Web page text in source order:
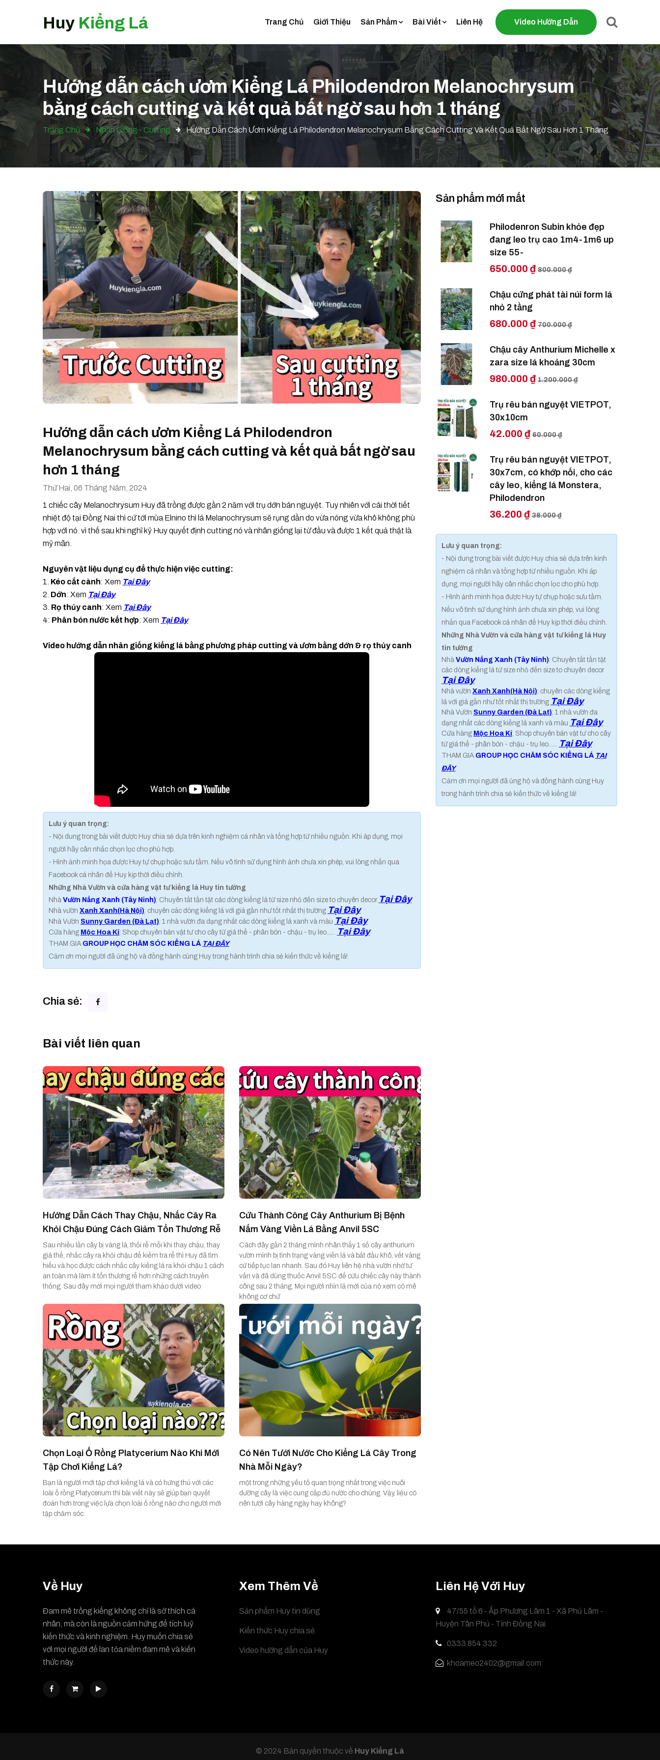
Huy Kiểng Lá Trang Chủ Giới Thiệu Sản Phẩm Bài Viết Liên Hệ Video Hướng Dẫn
Hướng dẫn cách ươm Kiểng Lá Philodendron Melanochrysum
bằng cách cutting và kết quả bất ngờ sau hơn 1 tháng
Trang Chủ Nhân Giống - Cutting Hướng Dẫn Cách Ươm Kiểng Lá Philodendron Melanochrysum Bằng Cách Cutting Và Kết Quả Bất Ngờ Sau Hơn 1 Tháng
Hướng dẫn cách ươm Kiểng Lá Philodendron
Melanochrysum bằng cách cutting và kết quả bất ngờ sau
hơn 1 tháng
Thứ Hai, 06 Tháng Năm, 2024
1 chiếc cây Melanochrysum Huy đã trồng được gần 2 năm với trụ dớn bán nguyệt. Tuy nhiên với cái thời tiết
nhiệt độ tại Đồng Nai thì cứ tới mùa Elnino thì lá Melanochrysum sẽ rụng dần do vừa nóng vừa khô không phù
hợp với nó. vì thế sau khi nghĩ kỹ Huy quyết định cutting nó và nhân giống lại từ đầu và được 1 kết quả thật là
mỹ mãn.
Nguyên vật liệu dụng cụ để thực hiện việc cutting:
1. Kéo cắt cành: Xem Tại Đây
2. Dớn: Xem Tại Đây
3. Rọ thủy canh: Xem Tại Đây
4: Phân bón nước kết hợp: Xem Tại Đây
Video hướng dẫn nhân giống kiểng lá bằng phương pháp cutting và ươm bằng dớn & rọ thủy canh
Lưu ý quan trọng:
- Nội dung trong bài viết được Huy chia sẻ dựa trên kinh nghiệm cá nhân và tổng hợp từ nhiều nguồn. Khi áp dụng, mọi
người hãy cân nhắc chọn lọc cho phù hợp.
- Hình ảnh minh họa được Huy tự chụp hoặc sưu tầm. Nếu vô tình sử dụng hình ảnh chưa xin phép, vui lòng nhắn qua
Facebook cá nhân để Huy kịp thời điều chỉnh.
Những Nhà Vườn và cửa hàng vật tư kiểng lá Huy tin tưởng
Nhà Vườn Nắng Xanh (Tây Ninh): Chuyên tất tần tật các dòng kiểng lá từ size nhỏ đến size to chuyên decor Tại Đây
Nhà vườn Xanh Xanh(Hà Nội): chuyên các dòng kiểng lá với giá gần như tốt nhất thị trường Tại Đây
Nhà Vườn Sunny Garden (Đà Lạt): 1 nhà vườn đa dạng nhất các dòng kiểng lá xanh và màu Tại Đây
Cửa hàng Mộc Hoa Kí: Shop chuyên bán vật tư cho cây từ giá thể - phân bón - chậu - trụ leo...... Tại Đây
THAM GIA GROUP HỌC CHĂM SÓC KIỂNG LÁ TẠI ĐÂY
Cảm ơn mọi người đã ủng hộ và đồng hành cùng Huy trong hành trình chia sẻ kiến thức về kiểng lá!
Chia sẻ:
Bài viết liên quan
Hướng Dẫn Cách Thay Chậu, Nhấc Cây Ra
Khỏi Chậu Đúng Cách Giảm Tổn Thương Rễ
Sau nhiều lần cây bị vàng lá, thối rễ mỗi khi thay chậu, thay
giá thể, nhấc cây ra khỏi chậu để kiểm tra rễ thì Huy đã tìm
hiểu và học được cách nhấc cây kiểng lá ra khỏi chậu 1 cách
an toàn mà làm ít tổn thương rễ hơn những cách truyền
thống. Sau đây mời mọi người tham khảo dưới video
Cứu Thành Công Cây Anthurium Bị Bệnh
Nấm Vàng Viền Lá Bằng Anvil 5SC
Cách đây gần 2 tháng mình nhân thấy 1 số cây anthurium
vườn mình bị tình trạng vàng viền lá và bắt đầu khô, vết vàng
cứ tiếp tục lan nhanh. Sau đó Huy liên hệ nhà vườn nhờ tư
vấn và đã dùng thuốc Anvil 5SC để cứu chiếc cây này thành
công sau 2 tháng. Mọi người nhìn lá mới của nó xem có mê
không cơ chứ
Chọn Loại Ổ Rồng Platycerium Nào Khi Mới
Tập Chơi Kiểng Lá?
Bạn là người mới tập chơi kiểng lá và có hứng thú với các
loài ổ rồng Platycerium thì bài viết này sẽ giúp bạn quyết
đoán hơn trong việc lựa chọn loài ổ rồng nào cho người mới
tập chăm sóc.
Có Nên Tưới Nước Cho Kiểng Lá Cây Trong
Nhà Mỗi Ngày?
một trong những yếu tố quan trọng nhất trong việc nuôi
dưỡng cây là việc cung cấp đủ nước cho chúng. Vậy, liệu có
nên tưới cây hàng ngày hay không?
Sản phẩm mới mất
Philodenron Subin khỏe đẹp
đang leo trụ cao 1m4-1m6 up
size 55-
650.000 ₫ 800.000 ₫
Chậu cứng phát tài núi form lá
nhỏ 2 tầng
680.000 ₫ 700.000 ₫
Chậu cây Anthurium Michelle x
zara size lá khoảng 30cm
980.000 ₫ 1.200.000 ₫
Trụ rêu bán nguyệt VIETPOT,
30x10cm
42.000 ₫ 60.000 ₫
Trụ rêu bán nguyệt VIETPOT,
30x7cm, có khớp nối, cho các
cây leo, kiểng lá Monstera,
Philodendron
36.200 ₫ 38.000 ₫
Lưu ý quan trọng:
- Nội dung trong bài viết được Huy chia sẻ dựa trên kinh
nghiệm cá nhân và tổng hợp từ nhiều nguồn. Khi áp
dụng, mọi người hãy cân nhắc chọn lọc cho phù hợp.
- Hình ảnh minh họa được Huy tự chụp hoặc sưu tầm.
Nếu vô tình sử dụng hình ảnh chưa xin phép, vui lòng
nhắn qua Facebook cá nhân để Huy kịp thời điều chỉnh.
Những Nhà Vườn và cửa hàng vật tư kiểng lá Huy
tin tưởng
Nhà Vườn Nắng Xanh (Tây Ninh): Chuyên tất tần tật
các dòng kiểng lá từ size nhỏ đến size to chuyên decor
Tại Đây
Nhà vườn Xanh Xanh(Hà Nội): chuyên các dòng kiểng
lá với giá gần như tốt nhất thị trường Tại Đây
Nhà Vườn Sunny Garden (Đà Lạt): 1 nhà vườn đa
dạng nhất các dòng kiểng lá xanh và màu Tại Đây
Cửa hàng Mộc Hoa Kí: Shop chuyên bán vật tư cho cây
từ giá thể - phân bón - chậu - trụ leo......
Tại Đây
THAM GIA GROUP HỌC CHĂM SÓC KIỂNG LÁ TẠI
ĐÂY
Cảm ơn mọi người đã ủng hộ và đồng hành cùng Huy
trong hành trình chia sẻ kiến thức về kiểng lá!
Về Huy
Đam mê trồng kiểng không chỉ là sở thích cá
nhân, mà còn là nguồn cảm hứng để tích luỹ
kiến thức và kinh nghiệm. Huy muốn chia sẻ
với mọi người để lan tỏa niềm đam mê và kiến
thức này.
Xem Thêm Về
Sản phẩm Huy tin dùng
Kiến thức Huy chia sẻ
Video hướng dẫn của Huy
Liên Hệ Với Huy
47/55 tổ 6 - Ấp Phương Lâm 1 - Xã Phú Lâm -
Huyện Tân Phú - Tỉnh Đồng Nai
0333 854 332
khoameo2402@gmail.com
© 2024 Bản quyền thuộc về Huy Kiểng Lá